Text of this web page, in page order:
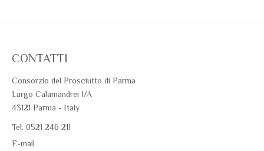
CONTATTI
Consorzio del Prosciutto di Parma
Largo Calamandrei 1/A
43121 Parma - Italy
Tel. 0521 246 211
E-mail